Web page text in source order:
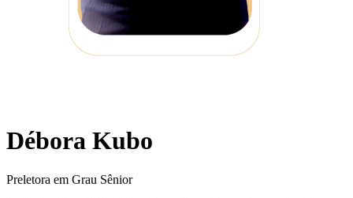
Débora Kubo
Preletora em Grau Sênior